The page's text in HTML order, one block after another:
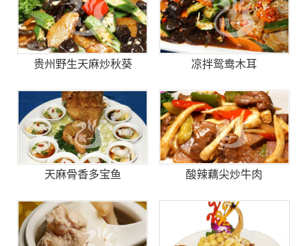
贵州野生天麻炒秋葵 凉拌鸳鸯木耳
天麻骨香多宝鱼 酸辣藕尖炒牛肉